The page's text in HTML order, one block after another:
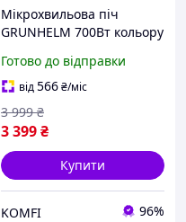
Мікрохвильова піч
GRUNHELM 700Вт кольору
20л з LED-дисплеєм та 5
рівнями потужності СВЧ з
таймером
Готово до відправки
від566₴/міс
3 399₴
3 999 ₴
Купити
KOMFI 96%